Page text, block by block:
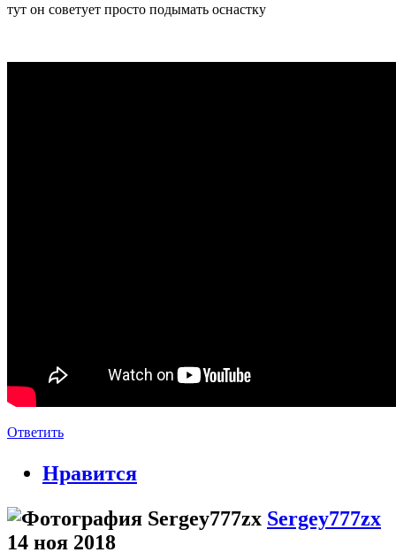
тут он советует просто подымать оснастку
Ответить
Нравится
Sergey777zx
14 ноя 2018